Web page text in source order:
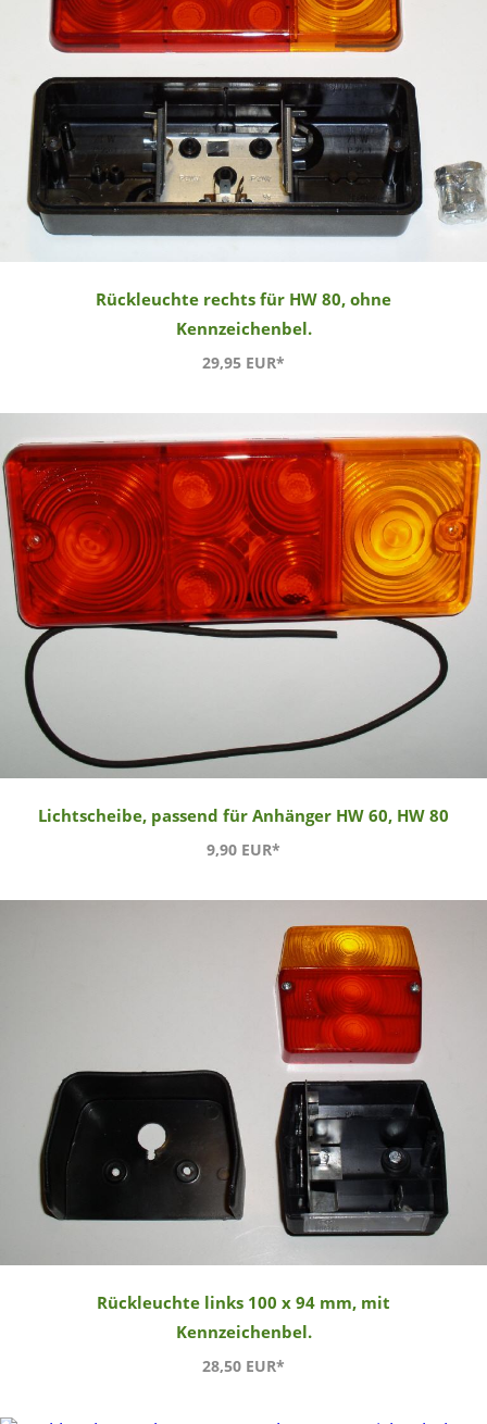
Rückleuchte rechts für HW 80, ohne
Kennzeichenbel.
29,95 EUR*
Lichtscheibe, passend für Anhänger HW 60, HW 80
9,90 EUR*
Rückleuchte links 100 x 94 mm, mit
Kennzeichenbel.
28,50 EUR*